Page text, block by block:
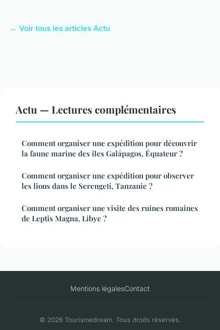
← Voir tous les articles Actu
Actu — Lectures complémentaires
Comment organiser une expédition pour découvrir
la faune marine des îles Galápagos, Équateur ?
Comment organiser une expédition pour observer
les lions dans le Serengeti, Tanzanie ?
Comment organiser une visite des ruines romaines
de Leptis Magna, Libye ?
Mentions légalesContact
© 2026 Tourismedream. Tous droits réservés.